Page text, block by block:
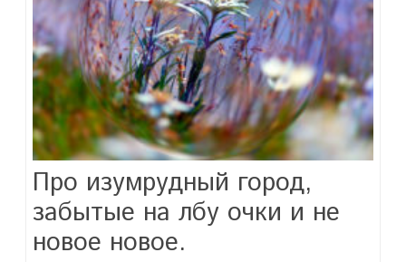
Про изумрудный город,
забытые на лбу очки и не
новое новое.